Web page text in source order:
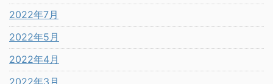
2022年7月
2022年5月
2022年4月